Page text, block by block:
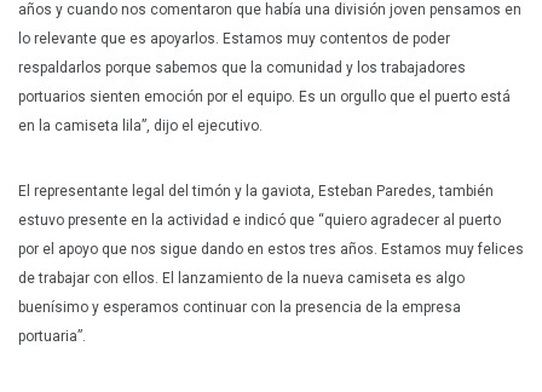
años y cuando nos comentaron que había una división joven pensamos en
lo relevante que es apoyarlos. Estamos muy contentos de poder
respaldarlos porque sabemos que la comunidad y los trabajadores
portuarios sienten emoción por el equipo. Es un orgullo que el puerto está
en la camiseta lila”, dijo el ejecutivo.
El representante legal del timón y la gaviota, Esteban Paredes, también
estuvo presente en la actividad e indicó que “quiero agradecer al puerto
por el apoyo que nos sigue dando en estos tres años. Estamos muy felices
de trabajar con ellos. El lanzamiento de la nueva camiseta es algo
buenísimo y esperamos continuar con la presencia de la empresa
portuaria”.